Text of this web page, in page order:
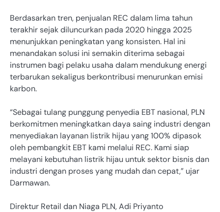
Berdasarkan tren, penjualan REC dalam lima tahun
terakhir sejak diluncurkan pada 2020 hingga 2025
menunjukkan peningkatan yang konsisten. Hal ini
menandakan solusi ini semakin diterima sebagai
instrumen bagi pelaku usaha dalam mendukung energi
terbarukan sekaligus berkontribusi menurunkan emisi
karbon.
“Sebagai tulang punggung penyedia EBT nasional, PLN
berkomitmen meningkatkan daya saing industri dengan
menyediakan layanan listrik hijau yang 100% dipasok
oleh pembangkit EBT kami melalui REC. Kami siap
melayani kebutuhan listrik hijau untuk sektor bisnis dan
industri dengan proses yang mudah dan cepat,” ujar
Darmawan.
Direktur Retail dan Niaga PLN, Adi Priyanto